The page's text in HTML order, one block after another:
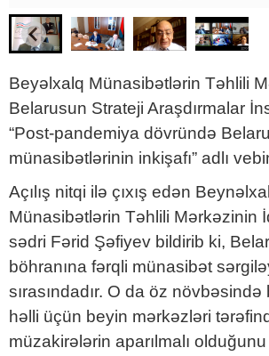
Beyəlxalq Münasibətlərin Təhlili
Belarusun Strateji Araşdırmalar
“Post-pandemiya dövründə
münasibətlərinin inkişafı” adlı
Açılış nitqi ilə çıxış edən
Münasibətlərin Təhlili Mərkəzinin
sədri Fərid Şəfiyev bildirib ki,
böhranına fərqli münasibət
sırasındadır. O da öz
həlli üçün beyin mərkəzləri
müzakirələrin aparılmalı